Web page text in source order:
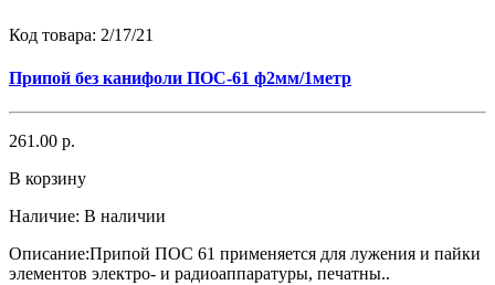
Код товара: 2/17/21
Припой без канифоли ПОС-61 ф2мм/1метр
261.00 р.
В корзину
Наличие: В наличии
Описание:Припой ПОС 61 применяется для лужения и пайки
элементов электро- и радиоаппаратуры, печатны..